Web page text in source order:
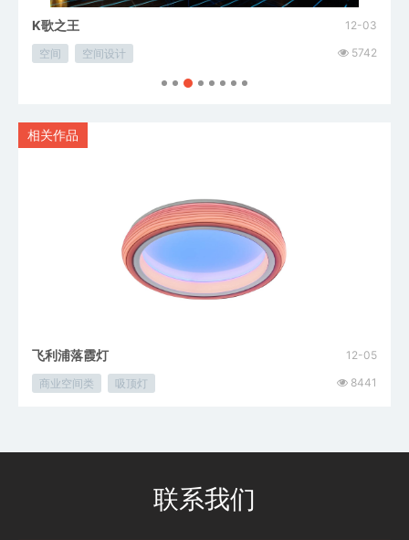
K歌之王 12-03
空间 空间设计 5742
相关作品
飞利浦落霞灯 12-05
商业空间类 吸顶灯 8441
联系我们